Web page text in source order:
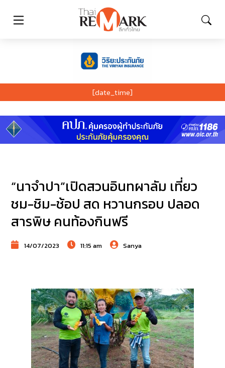
[date_time]
“นาจำปา”เปิดสวนอินทผาลัม เที่ยว
ชม-ชิม-ช้อป สด หวานกรอบ ปลอด
สารพิษ คนท้องกินฟรี
14/07/2023 11:15 am Sanya